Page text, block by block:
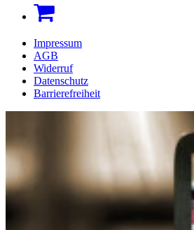
Impressum
AGB
Widerruf
Datenschutz
Barrierefreiheit